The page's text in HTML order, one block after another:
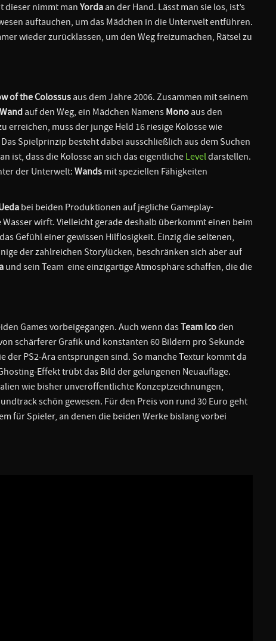
dieser nimmt man Yorda an der Hand. Lässt man sie los, ist’s
auftauchen, um das Mädchen in die Unterwelt entführen.
wieder zurücklassen, um den Weg freizumachen, Rätsel zu
of the Colossus aus dem Jahre2006. Zusammen mit seinem
Wand auf den Weg, ein Mädchen Namens Mono aus den
erreichen, muss der junge Held 16 riesige Kolosse wie
Spielprinzip besteht dabei ausschließlich aus dem Suchen
ist, dass die Kolosse an sich das eigentliche Leveldarstellen.
der Unterwelt: Wands mit speziellen Fähigkeiten
bei beiden Produktionen auf jegliche Gameplay-
wirft. Vielleicht gerade deshalb überkommt einen beim
Gefühl einer gewissen Hilflosigkeit. Einzig die seltenen,
der zahlreichen Storylücken, beschränken sich aber auf
und sein Team eine einzigartige Atmosphäre schaffen, die die
Games vorbeigegangen. Auch wenn dasTeam Icoden
schärferer Grafik und konstanten 60 Bildern pro Sekunde
der PS2-Ära entsprungen sind. So manche Textur kommt da
Effekt trübt das Bild der gelungenen Neuauflage.
wie bisher unveröffentlichte Konzeptzeichnungen,
schön gewesen. Für den Preis von rund 30 Euro geht
für Spieler, an denen die beiden Werke bislang vorbei